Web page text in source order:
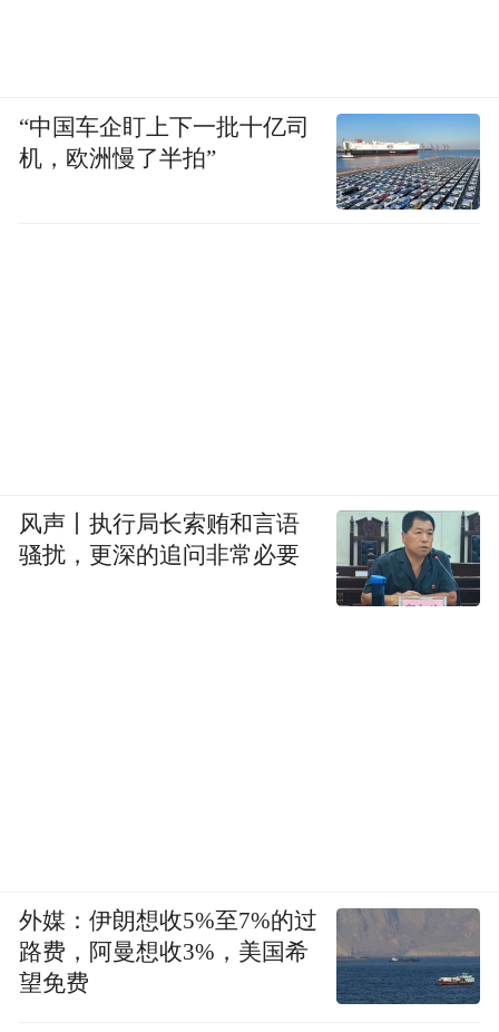
“中国车企盯上下一批十亿司
机，欧洲慢了半拍”
风声丨执行局长索贿和言语
骚扰，更深的追问非常必要
外媒：伊朗想收5%至7%的过
路费，阿曼想收3%，美国希
望免费